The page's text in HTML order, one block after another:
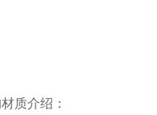
质介绍：